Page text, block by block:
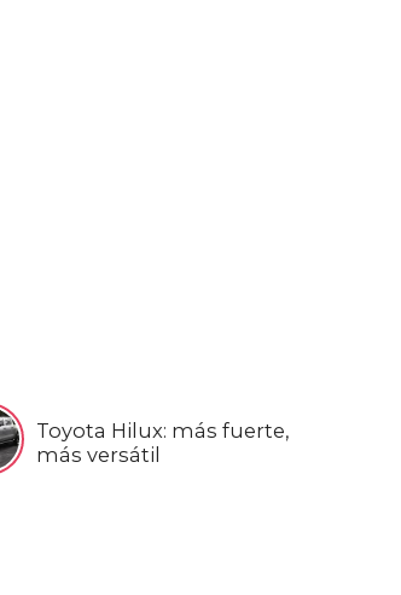
Toyota Hilux: más fuerte,
más versátil